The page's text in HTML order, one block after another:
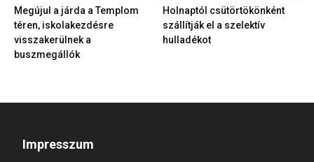
Megújul a járda a Templom
téren, iskolakezdésre
visszakerülnek a
buszmegállók
Holnaptól csütörtökönként
szállítják el a szelektív
hulladékot
Impresszum